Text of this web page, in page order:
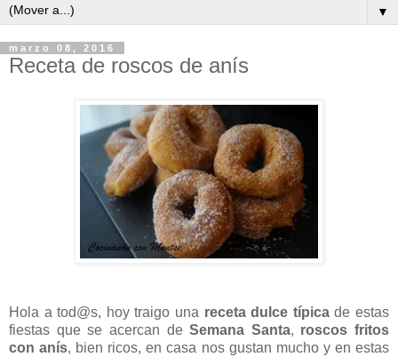
▼
marzo 08, 2016
Receta de roscos de anís
Hola a tod@s, hoy traigo una receta dulce típicade estas
fiestas que se acercan deSemana Santa, roscos fritos
con anís, bien ricos, en casa nos gustan mucho y en estas